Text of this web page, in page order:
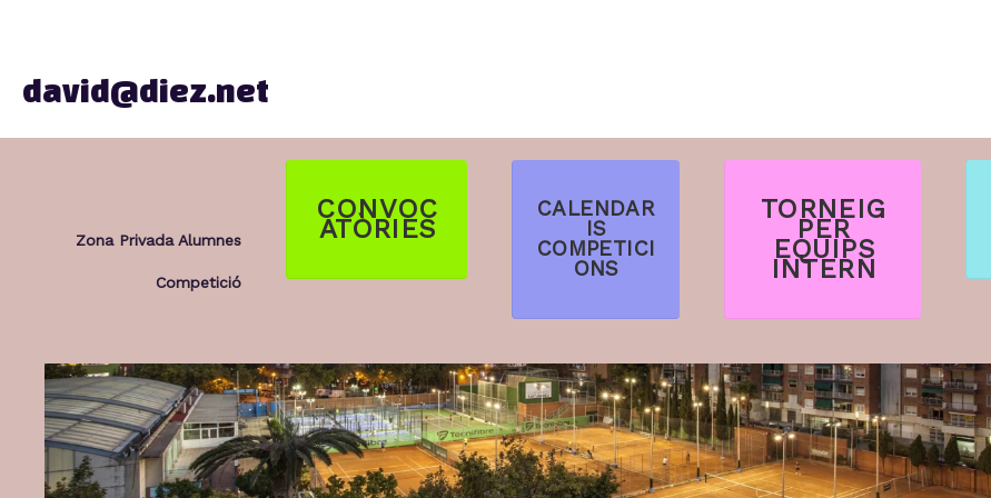
david@diez.net
Zona Privada Alumnes
Competició
CONVOC
ATÒRIES
CALENDAR
IS
COMPETICI
ONS
TORNEIG
PER
EQUIPS
INTERN